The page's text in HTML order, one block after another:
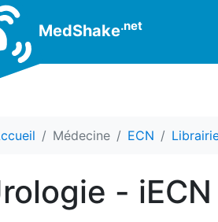
MedShake.net
Médecine ECN
- iECN